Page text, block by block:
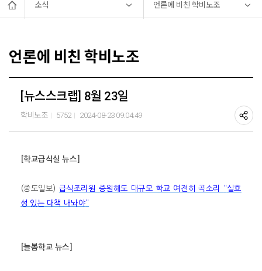
소식 언론에 비친 학비노조
언론에 비친 학비노조
[뉴스스크랩] 8월 23일
학비노조 5752 2024-08-23 09:04:49
[학교급식실 뉴스
(중도일보) 급식조리원 증원해도 대규모 학교 여전히 곡소리 "실효
성 있는 대책 내놔야"
[늘봄학교 뉴스